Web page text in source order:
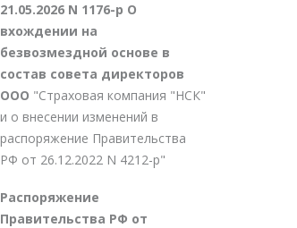
21.05.2026 N 1176-р О
вхождении на
безвозмездной основе в
состав совета директоров
ООО "Страховая компания "НСК"
и о внесении изменений в
распоряжение Правительства
РФ от 26.12.2022 N 4212-р"
Распоряжение
Правительства РФ от